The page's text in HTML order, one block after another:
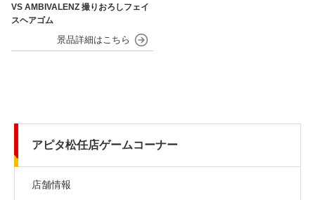
VS AMBIVALENZ 撮りおろしフェイ
スヘアゴム
アピタ松任店ゲームコーナー
店舗情報